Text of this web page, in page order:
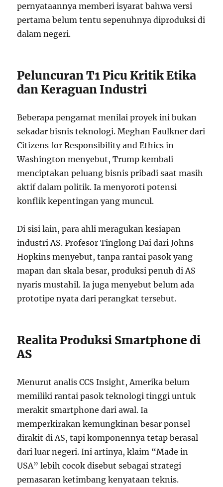
pernyataannya memberi isyarat bahwa versi
pertama belum tentu sepenuhnya diproduksi di
dalam negeri.
Peluncuran T1 Picu Kritik Etika
dan Keraguan Industri
Beberapa pengamat menilai proyek ini bukan
sekadar bisnis teknologi. Meghan Faulkner dari
Citizens for Responsibility and Ethics in
Washington menyebut, Trump kembali
menciptakan peluang bisnis pribadi saat masih
aktif dalam politik. Ia menyoroti potensi
konflik kepentingan yang muncul.
Di sisi lain, para ahli meragukan kesiapan
industri AS. Profesor Tinglong Dai dari Johns
Hopkins menyebut, tanpa rantai pasok yang
mapan dan skala besar, produksi penuh di AS
nyaris mustahil. Ia juga menyebut belum ada
prototipe nyata dari perangkat tersebut.
Realita Produksi Smartphone di
AS
Menurut analis CCS Insight, Amerika belum
memiliki rantai pasok teknologi tinggi untuk
merakit smartphone dari awal. Ia
memperkirakan kemungkinan besar ponsel
dirakit di AS, tapi komponennya tetap berasal
dari luar negeri. Ini artinya, klaim “Made in
USA” lebih cocok disebut sebagai strategi
pemasaran ketimbang kenyataan teknis.